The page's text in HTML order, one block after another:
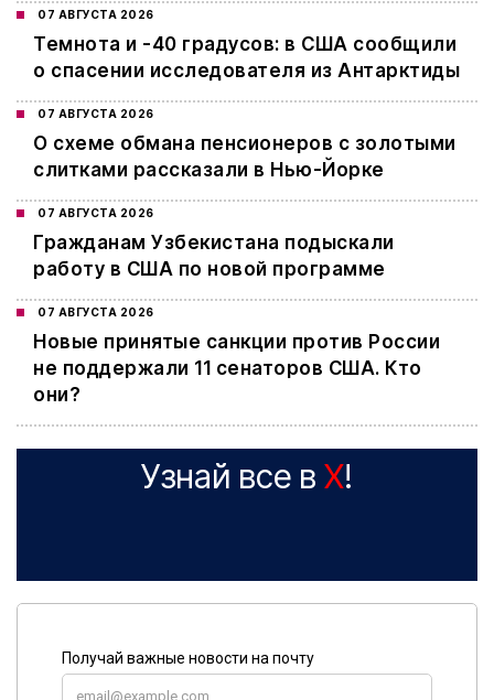
07 АВГУСТА 2026
Темнота и -40 градусов: в США сообщили
о спасении исследователя из Антарктиды
07 АВГУСТА 2026
О схеме обмана пенсионеров с золотыми
слитками рассказали в Нью-Йорке
07 АВГУСТА 2026
Гражданам Узбекистана подыскали
работу в США по новой программе
07 АВГУСТА 2026
Новые принятые санкции против России
не поддержали 11 сенаторов США. Кто
они?
Узнай все в X!